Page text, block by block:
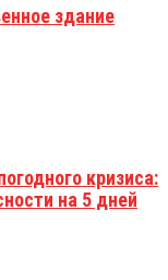
здание
кризиса:
на 5 дней